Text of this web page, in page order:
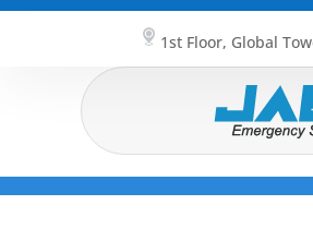
1st Floor, Global